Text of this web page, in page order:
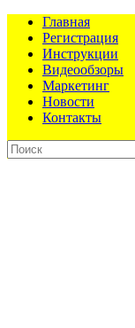
Главная
Регистрация
Инструкции
Видеообзоры
Маркетинг
Новости
Контакты